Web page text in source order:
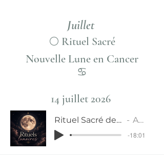
Juillet
🌕 Rituel Sacré
Nouvelle Lune en Cancer
♋
14 juillet 2026
Rituel Sacré de Nouvelle Lune - 14 juillet 2026 Alicia Renou
-18:01